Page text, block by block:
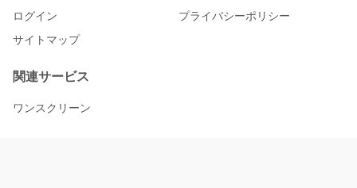
ログイン
プライバシーポリシー
サイトマップ
関連サービス
ワンスクリーン